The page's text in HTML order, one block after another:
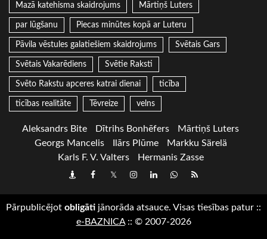
Mazā katehisma skaidrojums Mārtiņš Luters
par lūgšanu Piecas minūtes kopā ar Luteru
Pāvila vēstules galatiešiem skaidrojums Svētais Gars
Svētais Vakarēdiens Svētie Raksti
Svēto Rakstu apceres katrai dienai ticība
ticības realitāte Tēvreize velns
Aleksandrs Bite Dītrihs Bonhēfers
Mārtiņš Luters
Georgs Mancelis
Ilārs Plūme
Markku Särelä
Karls F. V. Valters
Hermanis Zasse
DraugiemFacebook
TwitterInstagram
LinkedInwhatsapp
RSS
Pārpublicējot obligāti jānorāda atsauce. Visas tiesības patur ::
e-BAZNICA:: © 2007-2026